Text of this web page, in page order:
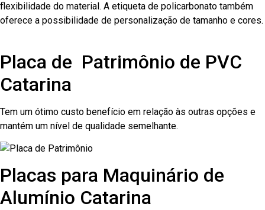
flexibilidade do material. A etiqueta de policarbonato também
oferece a possibilidade de personalização de tamanho e cores.
Placa de Patrimônio de PVC
Catarina
Tem um ótimo custo benefício em relação às outras opções e
mantém um nível de qualidade semelhante.
Placas para Maquinário de
Alumínio Catarina